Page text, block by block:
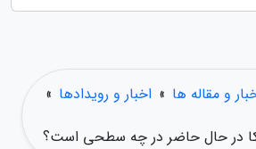
و مقاله ها » اخبار و رویدادها »
در حال حاضر در چه سطحی است؟